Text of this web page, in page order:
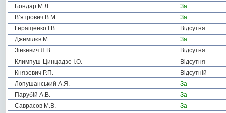
Бондар М.Л.
За
В’ятрович В.М.
За
Геращенко І.В.
Відсутня
Джемілєв М. .
За
Зінкевич Я.В.
Відсутня
Климпуш-Цинцадзе І.О.
Відсутня
Князевич Р.П.
Відсутній
Лопушанський А.Я.
За
Парубій А.В.
За
Саврасов М.В.
За